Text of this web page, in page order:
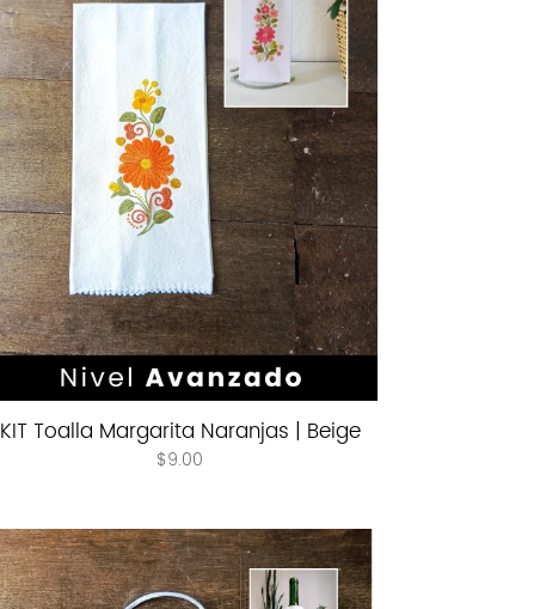
KIT Toalla Margarita Naranjas | Beige
$9.00